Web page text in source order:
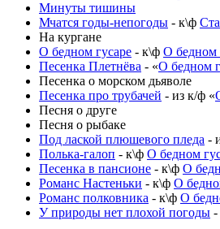
Минуты тишины
Мчатся годы-непогоды - к\ф
На кургане
О бедном гусаре - к\ф О бедном
Песенка Плетнёва - «О бедном
Песенка о морском дьяволе
Песенка про трубачей - из к/ф «
Песня о друге
Песня о рыбаке
Под лаской плюшевого пледа -
Полька-галоп - к\ф О бедном
Песенка в пансионе - к\ф О
Романс Настеньки - к\ф О
Романс полковника - к\ф О
У природы нет плохой погоды -